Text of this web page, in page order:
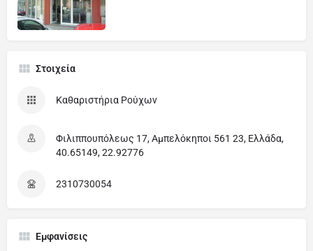
Στοιχεία
Καθαριστήρια Ρούχων
Φιλιππουπόλεως 17, Αμπελόκηποι 561 23, Ελλάδα,
40.65149, 22.92776
2310730054
Εμφανίσεις